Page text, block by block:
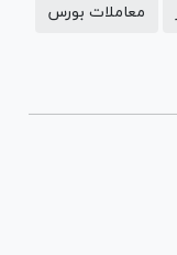
معاملات بورس